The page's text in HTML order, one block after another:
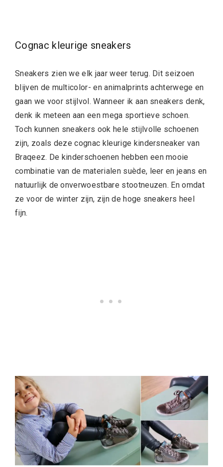
Cognac kleurige sneakers
Sneakers zien we elk jaar weer terug. Dit seizoen
blijven de multicolor- en animalprints achterwege en
gaan we voor stijlvol. Wanneer ik aan sneakers denk,
denk ik meteen aan een mega sportieve schoen.
Toch kunnen sneakers ook hele stijlvolle schoenen
zijn, zoals deze cognac kleurige kindersneaker van
Braqeez. De kinderschoenen hebben een mooie
combinatie van de materialen suède, leer en jeans en
natuurlijk de onverwoestbare stootneuzen. En omdat
ze voor de winter zijn, zijn de hoge sneakers heel
fijn.